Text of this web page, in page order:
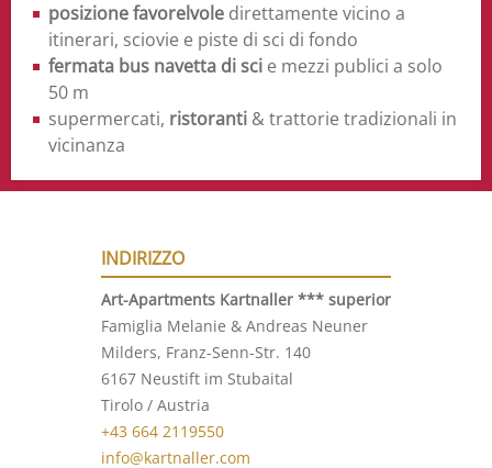
posizione favorelvole direttamente vicino a
itinerari, sciovie e piste di sci di fondo
fermata bus navetta di sci e mezzi publici a solo
50 m
supermercati, ristoranti & trattorie tradizionali in
vicinanza
INDIRIZZO
Art-Apartments Kartnaller *** superior
Famiglia Melanie & Andreas Neuner
Milders, Franz-Senn-Str. 140
6167 Neustift im Stubaital
Tirolo / Austria
+43 664 2119550
info@kartnaller.com